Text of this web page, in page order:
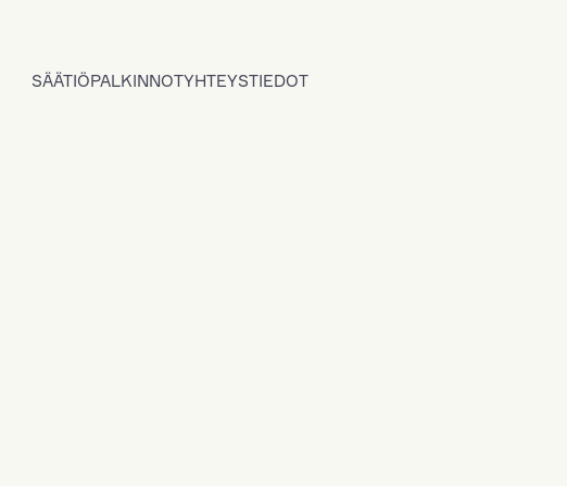
SÄÄTIÖPALKINNOTYHTEYSTIEDOT